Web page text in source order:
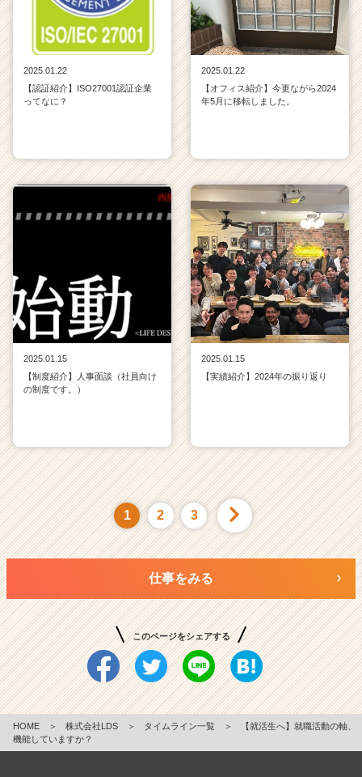
2025.01.22
【認証紹介】ISO27001認証企業
ってなに？
2025.01.22
【オフィス紹介】今更ながら2024
年5月に移転しました。
2025.01.15
【制度紹介】人事面談（社員向け
の制度です。）
2025.01.15
【実績紹介】2024年の振り返り
1 2 3
仕事をみる
このページをシェアする
HOME ＞ 株式会社LDS ＞ タイムライン一覧 ＞
【就活生へ】就職活動の軸、
機能していますか？